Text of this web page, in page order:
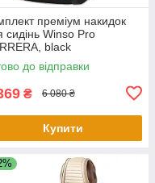
преміум накидок
сидінь Winso Pro
black
до відправки
₴ 6 080 ₴
Купити